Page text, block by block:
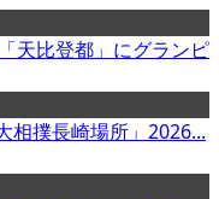
天比登都」にグランピ
相撲長崎場所」2026...